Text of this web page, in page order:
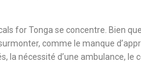
for Tonga se concentre. Bien
comme le manque
la nécessité d’une ambulance, le